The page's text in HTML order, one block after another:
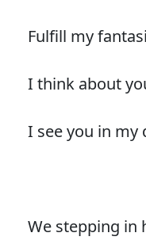
Fulfill my
I think about
I see you in my
We stepping in